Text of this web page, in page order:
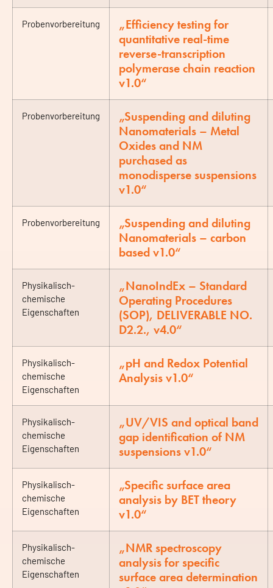
Probenvorbereitung
„Efficiency testing for
quantitative real-time
reverse-transcription
polymerase chain reaction
v1.0“
Probenvorbereitung
„Suspending and diluting
Nanomaterials – Metal
Oxides and NM
purchased as
monodisperse suspensions
v1.0“
Probenvorbereitung
„Suspending and diluting
Nanomaterials – carbon
based v1.0“
Physikalisch-
chemische
Eigenschaften
„NanoIndEx – Standard
Operating Procedures
(SOP), DELIVERABLE NO.
D2.2., v4.0“
Physikalisch-
chemische
Eigenschaften
„pH and Redox Potential
Analysis v1.0“
Physikalisch-
chemische
Eigenschaften
„UV/VIS and optical band
gap identification of NM
suspensions v1.0“
Physikalisch-
chemische
Eigenschaften
„Specific surface area
analysis by BET theory
v1.0“
Physikalisch-
chemische
Eigenschaften
„NMR spectroscopy
analysis for specific
surface area determination